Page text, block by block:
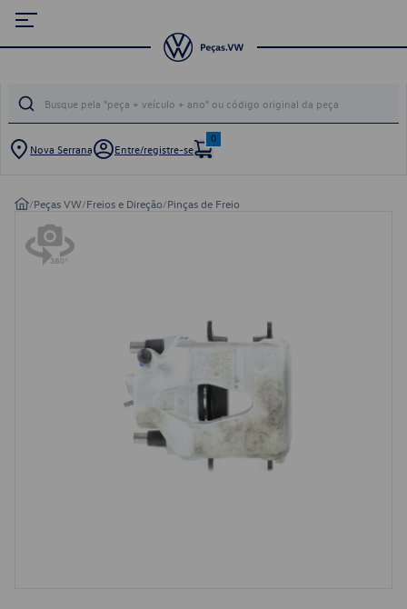
Nova Serrana Entre/registre-se
0
/Peças VW/Freios e Direção/Pinças de Freio